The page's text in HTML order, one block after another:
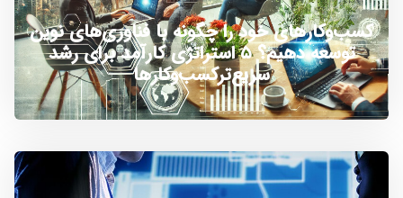
کسب‌وکارهای خود را چگونه با فناوری‌های نوین
توسعه دهیم؟ ۵ استراتژی کارآمد برای رشد
سریع‌ترکسب‌وکارها